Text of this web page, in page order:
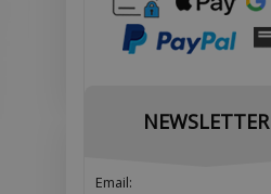
NEWSLETTER
Email: